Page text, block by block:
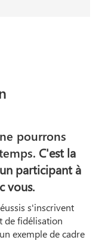
pourrons
C'est la
participant à
vous.
s'inscrivent
de fidélisation
exemple de cadre